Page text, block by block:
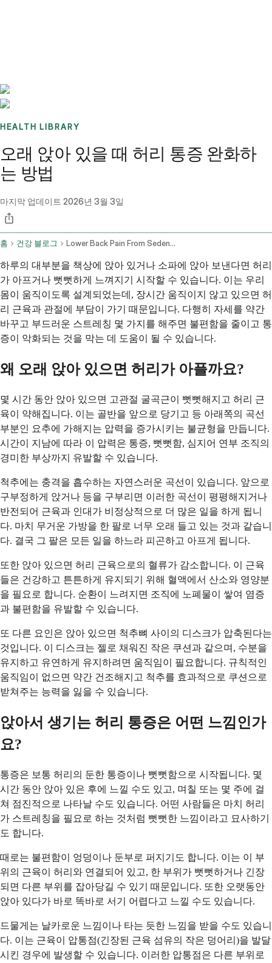
HEALTH LIBRARY
오래 앉아 있을 때 허리 통증 완화하
는 방법
마지막 업데이트 2026년 3월 3일
홈 건강 블로그 Lower Back Pain From Sedentary Lifestyle Posture And Exercises
하루의 대부분을 책상에 앉아 있거나 소파에 앉아 보낸다면 허리
가 아프거나 뻣뻣하게 느껴지기 시작할 수 있습니다. 이는 우리
몸이 움직이도록 설계되었는데, 장시간 움직이지 않고 있으면 허
리 근육과 관절에 부담이 가기 때문입니다. 다행히 자세를 약간
바꾸고 부드러운 스트레칭 몇 가지를 해주면 불편함을 줄이고 통
증이 악화되는 것을 막는 데 도움이 될 수 있습니다.
왜 오래 앉아 있으면 허리가 아플까요?
몇 시간 동안 앉아 있으면 고관절 굴곡근이 뻣뻣해지고 허리 근
육이 약해집니다. 이는 골반을 앞으로 당기고 등 아래쪽의 곡선
부분인 요추에 가해지는 압력을 증가시키는 불균형을 만듭니다.
시간이 지남에 따라 이 압력은 통증, 뻣뻣함, 심지어 연부 조직의
경미한 부상까지 유발할 수 있습니다.
척추에는 충격을 흡수하는 자연스러운 곡선이 있습니다. 앞으로
구부정하게 앉거나 등을 구부리면 이러한 곡선이 평평해지거나
반전되어 근육과 인대가 비정상적으로 더 많은 일을 하게 됩니
다. 마치 무거운 가방을 한 팔로 너무 오래 들고 있는 것과 같습니
다. 결국 그 팔은 모든 일을 하느라 피곤하고 아프게 됩니다.
또한 앉아 있으면 허리 근육으로의 혈류가 감소합니다. 이 근육
들은 건강하고 튼튼하게 유지되기 위해 혈액에서 산소와 영양분
을 필요로 합니다. 순환이 느려지면 조직에 노폐물이 쌓여 염증
과 불편함을 유발할 수 있습니다.
또 다른 요인은 앉아 있으면 척추뼈 사이의 디스크가 압축된다는
것입니다. 이 디스크는 젤로 채워진 작은 쿠션과 같으며, 수분을
유지하고 유연하게 유지하려면 움직임이 필요합니다. 규칙적인
움직임이 없으면 약간 건조해지고 척추를 효과적으로 쿠션으로
받쳐주는 능력을 잃을 수 있습니다.
앉아서 생기는 허리 통증은 어떤 느낌인가
요?
통증은 보통 허리의 둔한 통증이나 뻣뻣함으로 시작됩니다. 몇
시간 동안 앉아 있은 후에 느낄 수도 있고, 며칠 또는 몇 주에 걸
쳐 점진적으로 나타날 수도 있습니다. 어떤 사람들은 마치 허리
가 스트레칭을 필요로 하는 것처럼 뻣뻣한 느낌이라고 묘사하기
도 합니다.
때로는 불편함이 엉덩이나 둔부로 퍼지기도 합니다. 이는 이 부
위의 근육이 허리와 연결되어 있고, 한 부위가 뻣뻣하거나 긴장
되면 다른 부위를 잡아당길 수 있기 때문입니다. 또한 오랫동안
앉아 있다가 바로 똑바로 서기 어렵다고 느낄 수도 있습니다.
드물게는 날카로운 느낌이나 타는 듯한 느낌을 받을 수도 있습니
다. 이는 근육이 압통점(긴장된 근육 섬유의 작은 덩어리)을 발달
시킨 경우에 발생할 수 있습니다. 이러한 압통점은 다른 부위로